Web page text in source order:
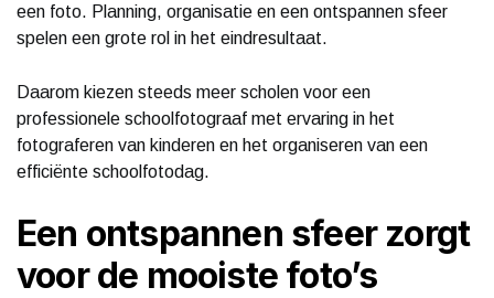
een foto. Planning, organisatie en een ontspannen sfeer
spelen een grote rol in het eindresultaat.
Daarom kiezen steeds meer scholen voor een
professionele schoolfotograaf met ervaring in het
fotograferen van kinderen en het organiseren van een
efficiënte schoolfotodag.
Een ontspannen sfeer zorgt
voor de mooiste foto’s